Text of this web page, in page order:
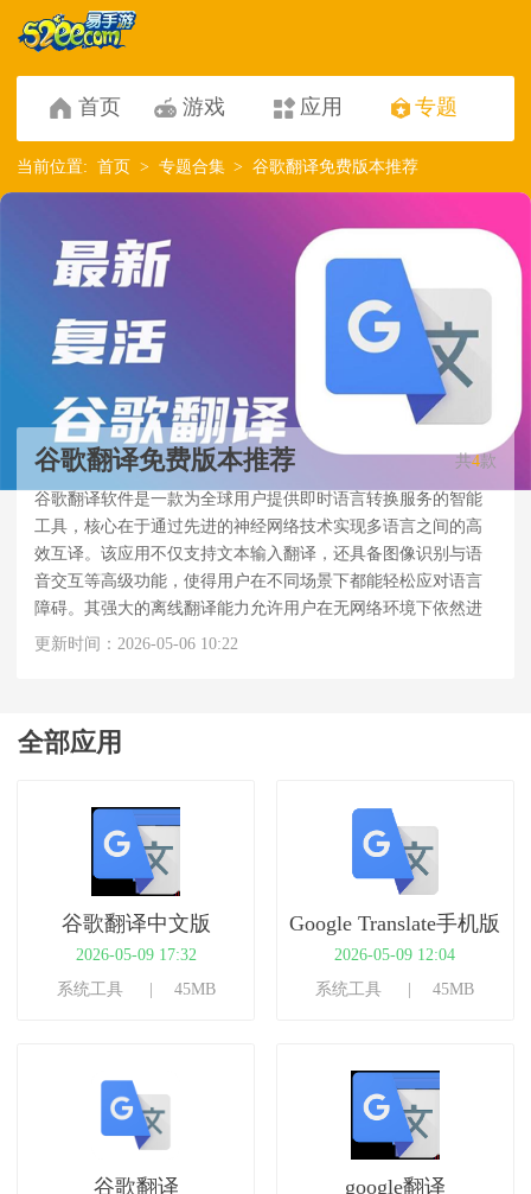
首页 游戏 应用 专题
当前位置: 首页 专题合集 谷歌翻译免费版本推荐
谷歌翻译免费版本推荐 共4款
谷歌翻译软件是一款为全球用户提供即时语言转换服务的智能
工具，核心在于通过先进的神经网络技术实现多语言之间的高
效互译。该应用不仅支持文本输入翻译，还具备图像识别与语
音交互等高级功能，使得用户在不同场景下都能轻松应对语言
障碍。其强大的离线翻译能力允许用户在无网络环境下依然进
行基本的翻译操作，极大提升了实用性与便捷性。
更新时间：2026-05-06 10:22
全部应用
谷歌翻译中文版
2026-05-09 17:32
系统工具
45MB
Google Translate手机版
2026-05-09 12:04
系统工具
45MB
谷歌翻译 google翻译